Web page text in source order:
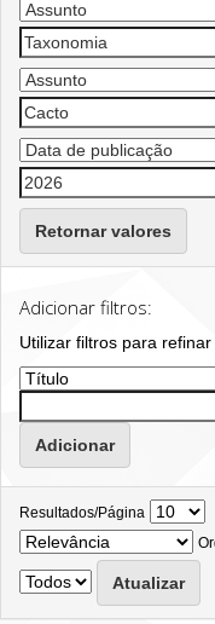
Retornar valores
Adicionar filtros:
Utilizar filtros para
Resultados/Página